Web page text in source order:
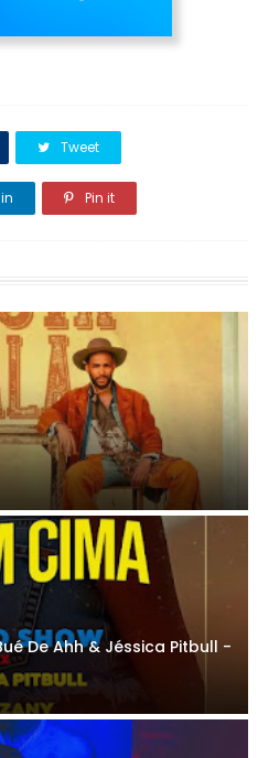
Tweet
Pin it
De Ahh & Jéssica Pitbull -